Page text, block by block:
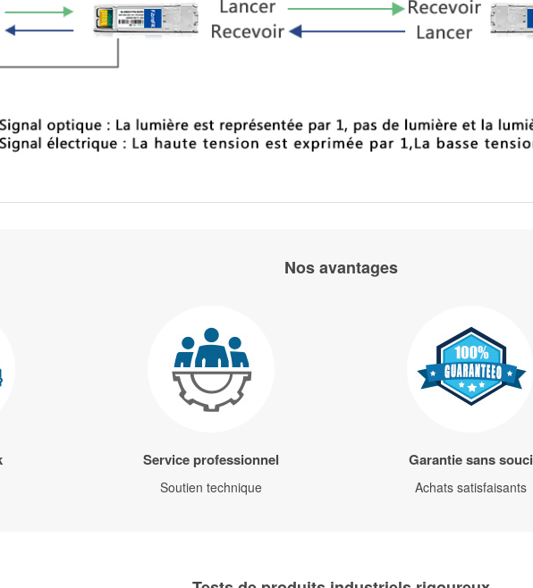
Nos avantages
Service professionnel
Soutien technique
Garantie sans souci
Achats satisfaisants